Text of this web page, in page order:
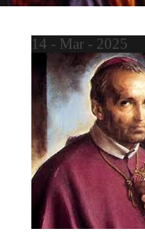
14 - Mar - 2025